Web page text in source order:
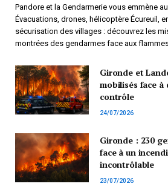
Pandore et la Gendarmerie vous emmène
Évacuations, drones, hélicoptère Écureuil,
sécurisation des villages : découvrez les
montrées des gendarmes face aux
Gironde et
mobilisés face à
contrôle
24/07/2026
Gironde : 230
face à un
incontrôlable
23/07/2026